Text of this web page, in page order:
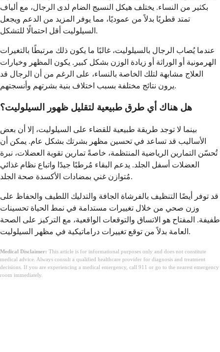
بكثير من النساء. يختلف هيكل النسيج الضام لدى الرجال، مع ألياف
تمتد قطريًا بدلاً من عموديًا، مما يوفر المزيد من الدعم ويجعل
السيلوليت أقل احتمالًا للتشكل.
عندما يُصاب الرجال بالسيلوليت، غالبًا ما يكون ذلك مرتبطًا بالتغيرات
الهرمونية أو الوراثة أو زيادة الوزن بشكل كبير. يكون المظهر وخيارات
العلاج مشابهة لتلك الخاصة بالنساء، على الرغم من أن الرجال قد
يرون نتائج مختلفة بسبب اختلاف بنية بشرتهم وأنسجتهم.
هل هناك أي طرق طبيعية لتقليل ظهور السيلوليت؟
بينما لا توجد طريقة طبيعية للقضاء على السيلوليت، إلا أن بعض
الأساليب قد تساعد في تحسين مظهر بشرتك بشكل عام. يمكن أن
تُحسّن التمارين الرياضية المنتظمة، خاصةً تمارين تقوية العضلات، نبرة
العضلات أسفل الجلد. يدعم البقاء مُرطبًا جيدًا واتباع نظام غذائي
مُتوازن غني بمضادات الأكسدة صحة الجلد.
قد توفر أيضًا التنظيف بالفرشاة الجافة والتدليك اللطيف والحفاظ على
وزن صحي من خلال تغييرات مستدامة في نمط الحياة تحسينات
طفيفة. المفتاح هو الاتساق والتوقعات الواقعية، مع التركيز على الصحة
العامة بدلاً من توقع تغييرات دراماتيكية في مظهر السيلوليت.
Medical Disclaimer: This article is for informational purposes only and does not constitute
medical advice. Always consult a qualified healthcare provider for diagnosis and treatment
decisions. If you are experiencing a medical emergency, call 911 or go to the nearest emergency
room immediately.